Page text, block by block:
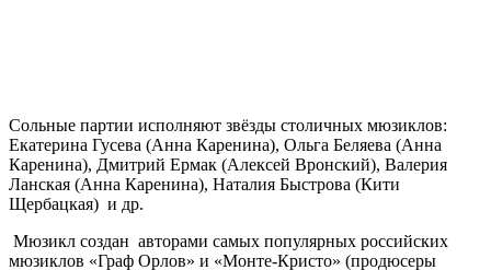
Сольные партии исполняют звёзды столичных мюзиклов:
Екатерина Гусева (Анна Каренина), Ольга Беляева (Анна
Каренина), Дмитрий Ермак (Алексей Вронский), Валерия
Ланская (Анна Каренина), Наталия Быстрова (Кити
Щербацкая) и др.
Мюзикл создан авторами самых популярных российских
мюзиклов «Граф Орлов» и «Монте-Кристо» (продюсеры